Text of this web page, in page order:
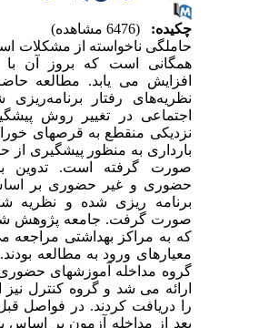
چکیده:
حاملگی ناخواسته از مشکلات
همگانی است که بروز آن با
افزایش می یابد. مطالعه حاضر
نظریه‌های رفتار برنامه‌ریزی
اجتماعی در تغییر روش
نزدیکی منقطع به قرصهای
بارداری به منظور پیشگیری از
صورت گرفته است. تدوین
حضوری و غیر حضوری بر اساس
برنامه ریزی شده و نظریه
صورت گرفت. جامعه پژوهش
که به مراکز بهداشتی مراجعه
معیارهای ورود به مطالعه بودند.
گروه مداخله آموزشهای حضوری
ارائه می شد و گروه کنترل نیز
را دریافت کردند. در فواصل
بعد از مداخله آزمون بر اساس